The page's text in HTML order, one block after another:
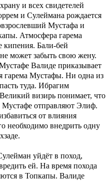
и всех свидетелей
и Сулеймана рождается
Мустафа и
Атмосфера гарема
кипения. Бали-бей
может забыть свою жену.
Валиде приказывает
гарема Мустафы. Ни одна из
туда. Ибрагим
визирь понимает, что
Мустафе отправляют Элиф.
от влияния
необходимо внедрить одну
уйдёт в поход,
ей. На время похода
в Топкапы. Валиде